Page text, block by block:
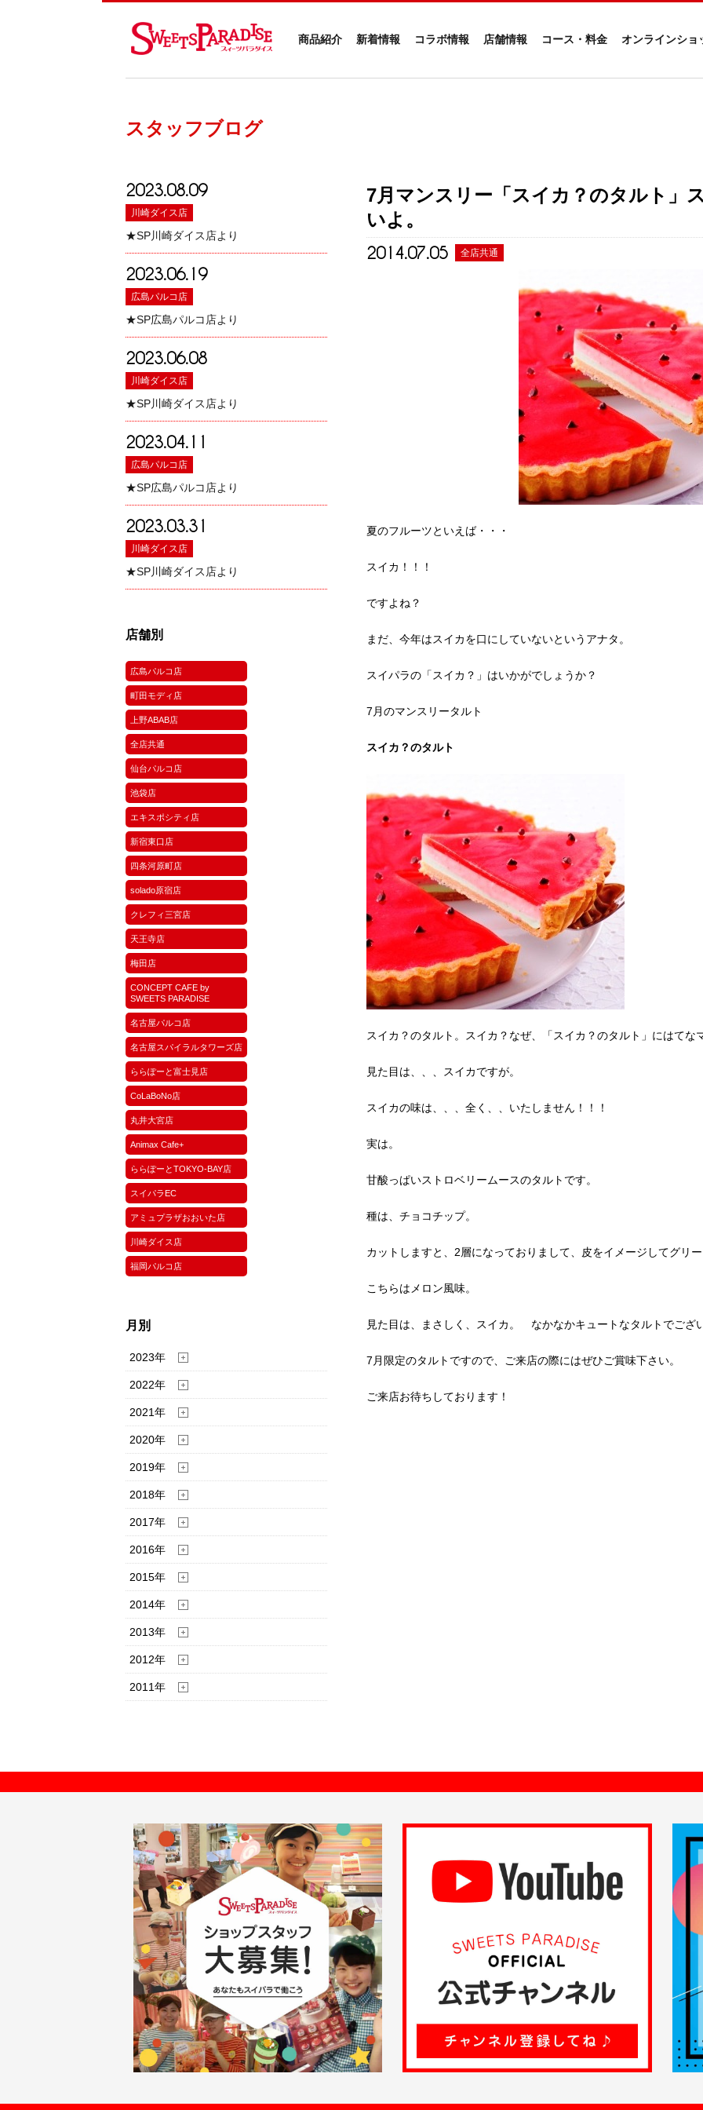
商品紹介 新着情報 コラボ情報 店舗情報 コース・料金 オンラインショ
スタッフブログ
2023.08.09
川崎ダイス店
★SP川崎ダイス店より
2023.06.19
広島パルコ店
★SP広島パルコ店より
2023.06.08
川崎ダイス店
★SP川崎ダイス店より
2023.04.11
広島パルコ店
★SP広島パルコ店より
2023.03.31
川崎ダイス店
★SP川崎ダイス店より
店舗別
広島パルコ店
町田モディ店
上野ABAB店
全店共通
仙台パルコ店
池袋店
エキスポシティ店
新宿東口店
四条河原町店
solado原宿店
クレフィ三宮店
天王寺店
梅田店
CONCEPT CAFE by
SWEETS PARADISE
名古屋パルコ店
名古屋スパイラルタワーズ店
ららぽーと富士見店
CoLaBoNo店
丸井大宮店
Animax Cafe+
ららぽーとTOKYO-BAY店
スイパラEC
アミュプラザおおいた店
川崎ダイス店
福岡パルコ店
月別
2023年
2022年
2021年
2020年
2019年
2018年
2017年
2016年
2015年
2014年
2013年
2012年
2011年
7月マンスリー「スイカ？のタルト」
いよ。
2014.07.05 全店共通
夏のフルーツといえば・・・
スイカ！！！
ですよね？
まだ、今年はスイカを口にしていないというアナタ。
スイパラの「スイカ？」はいかがでしょうか？
7月のマンスリータルト
スイカ？のタルト
スイカ？のタルト。スイカ？なぜ、「スイカ？のタルト」にはてな
見た目は、、、スイカですが。
スイカの味は、、、全く、、いたしません！！！
実は。
甘酸っぱいストロベリームースのタルトです。
種は、チョコチップ。
カットしますと、2層になっておりまして、皮をイメージしてグリー
こちらはメロン風味。
見た目は、まさしく、スイカ。 なかなかキュートなタルトでござ
7月限定のタルトですので、ご来店の際にはぜひご賞味下さい。
ご来店お待ちしております！